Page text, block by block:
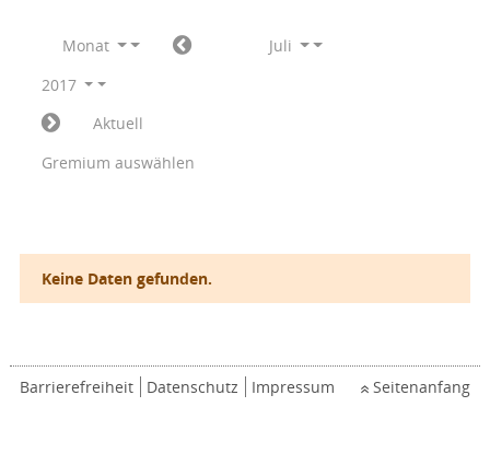
Monat
Juli
2017
Aktuell
Gremium auswählen
Keine Daten gefunden.
Barrierefreiheit Datenschutz Impressum Seitenanfang